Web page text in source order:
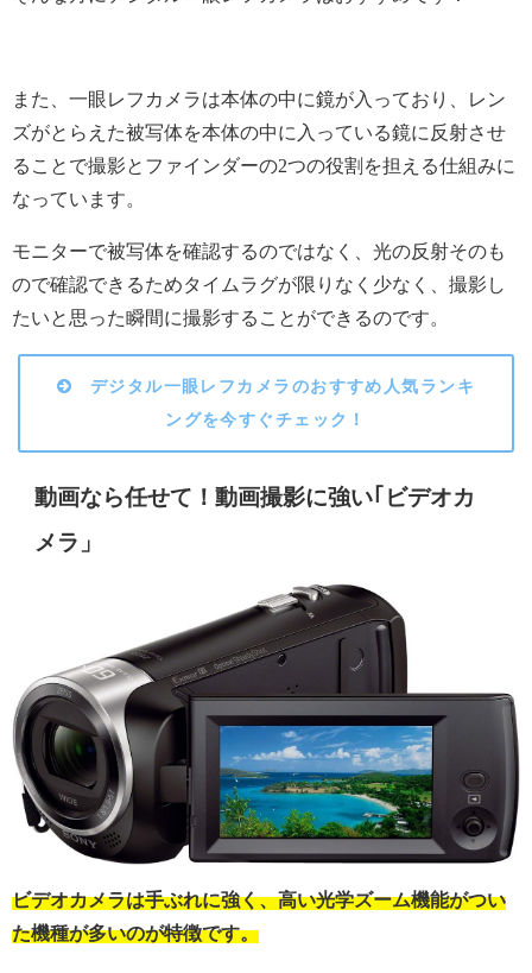
また、一眼レフカメラは本体の中に鏡が入っており、レン
ズがとらえた被写体を本体の中に入っている鏡に反射させ
ることで撮影とファインダーの2つの役割を担える仕組みに
なっています。
モニターで被写体を確認するのではなく、光の反射そのも
ので確認できるためタイムラグが限りなく少なく、撮影し
たいと思った瞬間に撮影することができるのです。
デジタル一眼レフカメラのおすすめ人気ランキ
ングを今すぐチェック！
動画なら任せて！動画撮影に強い｢ビデオカ
メラ」
ビデオカメラは手ぶれに強く、高い光学ズーム機能がつい
た機種が多いのが特徴です。